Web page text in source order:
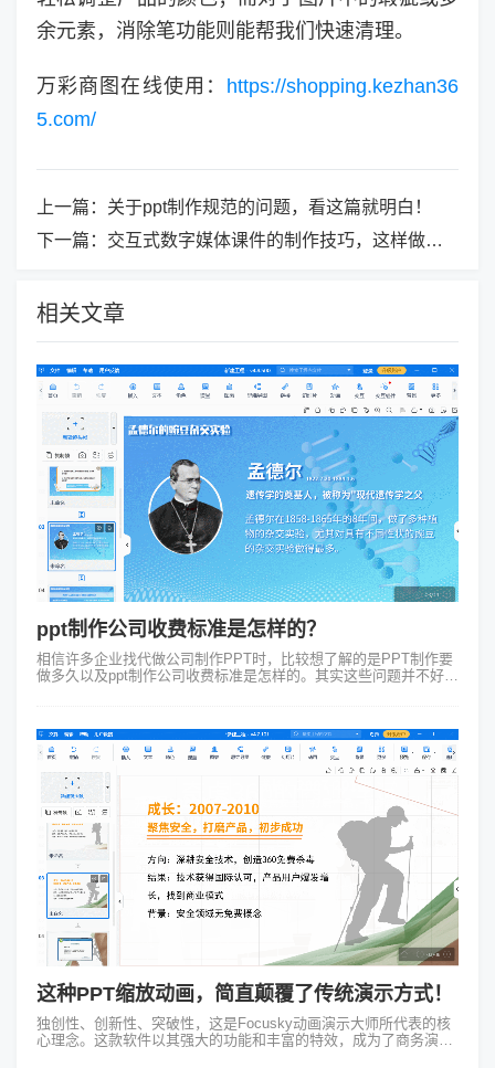
余元素，消除笔功能则能帮我们快速清理。
万彩商图在线使用： https://shopping.kezhan36
5.com/
上一篇： 关于ppt制作规范的问题，看这篇就明白！
下一篇： 交互式数字媒体课件的制作技巧，这样做更能吸引学生注意力！
相关文章
ppt制作公司收费标准是怎样的？
相信许多企业找代做公司制作PPT时，比较想了解的是PPT制作要
做多久以及ppt制作公司收费标准是怎样的。其实这些问题并不好回
这种PPT缩放动画，简直颠覆了传统演示方式！
独创性、创新性、突破性，这是Focusky动画演示大师所代表的核
心理念。这款软件以其强大的功能和丰富的特效，成为了商务演示